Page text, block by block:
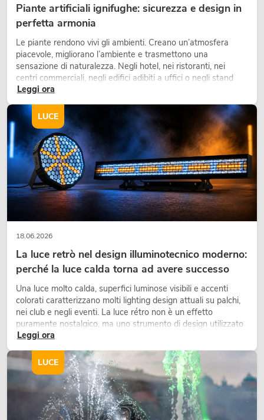
OMNITRONIC XDA-1002 amplificatore
di classe D
No. 10451635
La giacenza è di circa 12 sett.
345,00€
OMNITRONIC XDA-2402 amplificatore
di classe D
No. 10451636
La giacenza è di circa 12 sett.
Piante artificiali ignifughe: sicurezza e design in
perfetta armonia
Le piante rendono vivi gli ambienti. Creano un’atmosfera
piacevole, migliorano l’ambiente e trasmettono una
sensazione di naturalezza. Negli hotel, nei ristoranti, nei
centri commerciali, negli edifici adibiti a uffici o negli stand
fieristici, una vegetazione di alta qualità è ormai parte
Leggi ora
18.06.2026
La luce retrò nel design illuminotecnico moderno:
perché la luce calda torna ad avere successo
Una luce molto calda, superfici luminose visibili e accenti
colorati caratterizzano molti lighting design attuali su palchi,
nei club e negli eventi. La luce rétro non è un effetto
puramente nostalgico, ma uno strumento di design utilizzato
in modo consapevole: crea atmosfera, dona carattere alle
Leggi ora
LUCE
LUCE